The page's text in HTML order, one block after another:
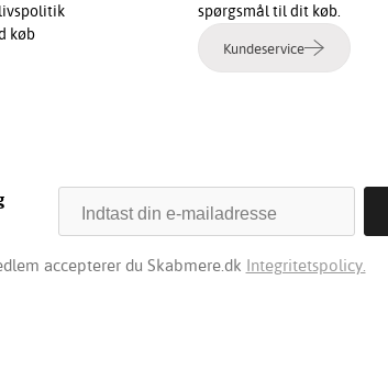
køb
spørgsmål til dit køb.
Kundeservice
accepterer du Skabmere.dk Integritetspolicy.